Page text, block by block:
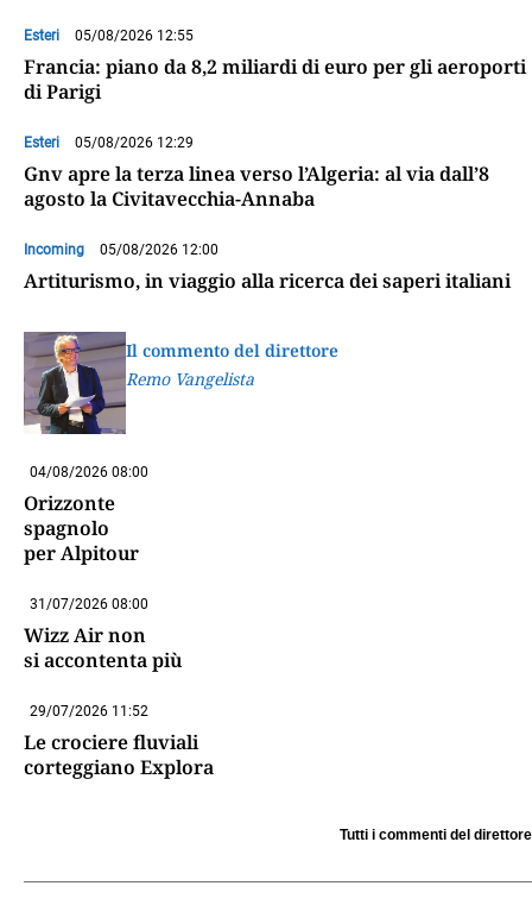
Esteri 05/08/2026 12:55
Francia: piano da 8,2 miliardi di euro per gli aeroporti
di Parigi
Esteri 05/08/2026 12:29
Gnv apre la terza linea verso l’Algeria: al via dall’8
agosto la Civitavecchia-Annaba
Incoming 05/08/2026 12:00
Artiturismo, in viaggio alla ricerca dei saperi italiani
Il commento del direttore
Remo Vangelista
04/08/2026 08:00
Orizzonte
spagnolo
per Alpitour
31/07/2026 08:00
Wizz Air non
si accontenta più
29/07/2026 11:52
Le crociere fluviali
corteggiano Explora
Tutti i commenti del direttore